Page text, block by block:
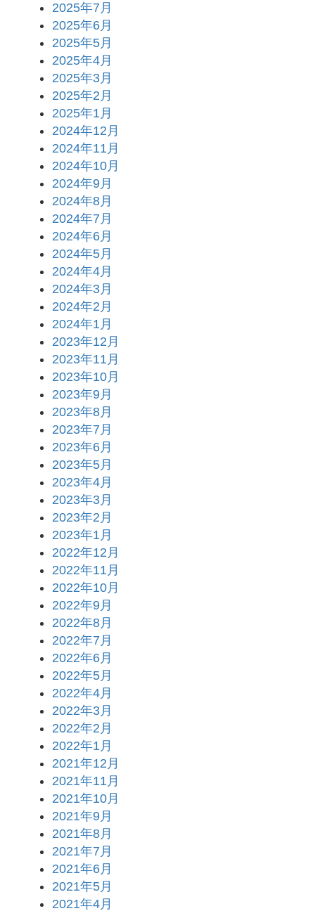
2025年7月
2025年6月
2025年5月
2025年4月
2025年3月
2025年2月
2025年1月
2024年12月
2024年11月
2024年10月
2024年9月
2024年8月
2024年7月
2024年6月
2024年5月
2024年4月
2024年3月
2024年2月
2024年1月
2023年12月
2023年11月
2023年10月
2023年9月
2023年8月
2023年7月
2023年6月
2023年5月
2023年4月
2023年3月
2023年2月
2023年1月
2022年12月
2022年11月
2022年10月
2022年9月
2022年8月
2022年7月
2022年6月
2022年5月
2022年4月
2022年3月
2022年2月
2022年1月
2021年12月
2021年11月
2021年10月
2021年9月
2021年8月
2021年7月
2021年6月
2021年5月
2021年4月